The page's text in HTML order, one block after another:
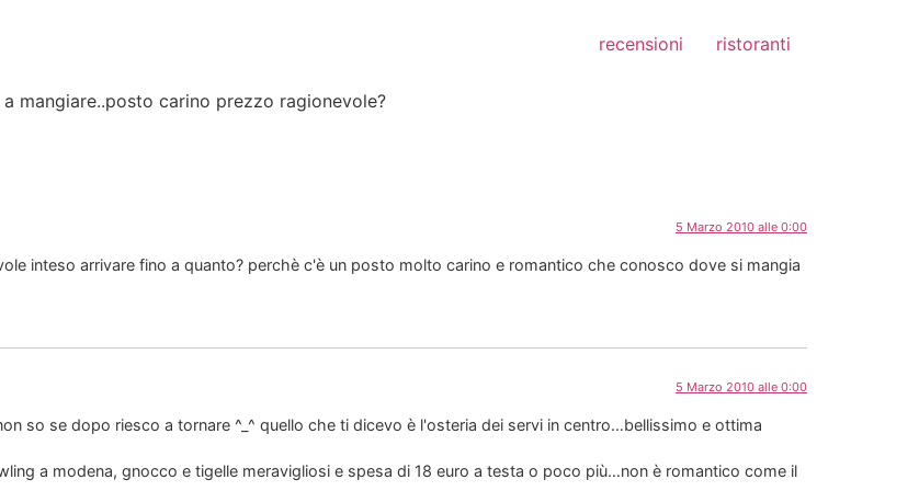
recensioni ristoranti
mangiare..posto carino prezzo ragionevole?
5 Marzo 2010 alle 0:00
inteso arrivare fino a quanto? perchè c'è un posto molto carino e romantico che conosco dove si mangia
5 Marzo 2010 alle 0:00
so se dopo riesco a tornare ^_^ quello che ti dicevo è l'osteria dei servi in centro…bellissimo e ottima
a modena, gnocco e tigelle meravigliosi e spesa di 18 euro a testa o poco più…non è romantico come il